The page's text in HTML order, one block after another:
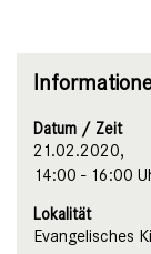
Datum / Zeit
21.02.2020,
14:00 - 16:00
Lokalität
Evangelisches